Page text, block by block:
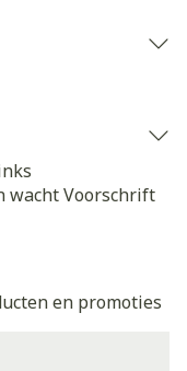
wachtVoorschrift
en promoties